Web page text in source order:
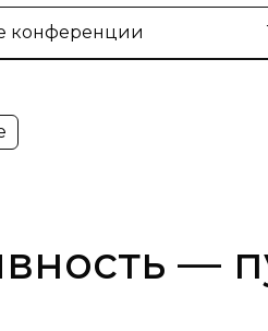
конференции
—